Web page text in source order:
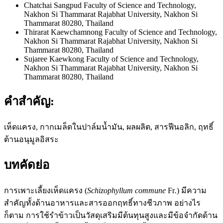
Chatchai Sangpud Faculty of Science and Technology,
Nakhon Si Thammarat Rajabhat University, Nakhon Si
Thammarat 80280, Thailand
Thirarat Kaewchamnong Faculty of Science and Technology,
Nakhon Si Thammarat Rajabhat University, Nakhon Si
Thammarat 80280, Thailand
Sujaree Kaewkong Faculty of Science and Technology,
Nakhon Si Thammarat Rajabhat University, Nakhon Si
Thammarat 80280, Thailand
คำสำคัญ:
เห็ดแครง, กากเมล็ดในปาล์มน้ำมัน, ผลผลิต, สารฟีนอลิก, ฤทธิ์
ต้านอนุมูลอิสระ
บทคัดย่อ
การเพาะเลี้ยงเห็ดแครง (Schizophyllum commune Fr.) มีความ
สำคัญทั้งด้านอาหารและสารออกฤทธิ์ทางชีวภาพ อย่างไร
ก็ตาม การใช้รำข้าวเป็นวัสดุเสริมมีต้นทุนสูงและมีข้อจำกัดด้าน